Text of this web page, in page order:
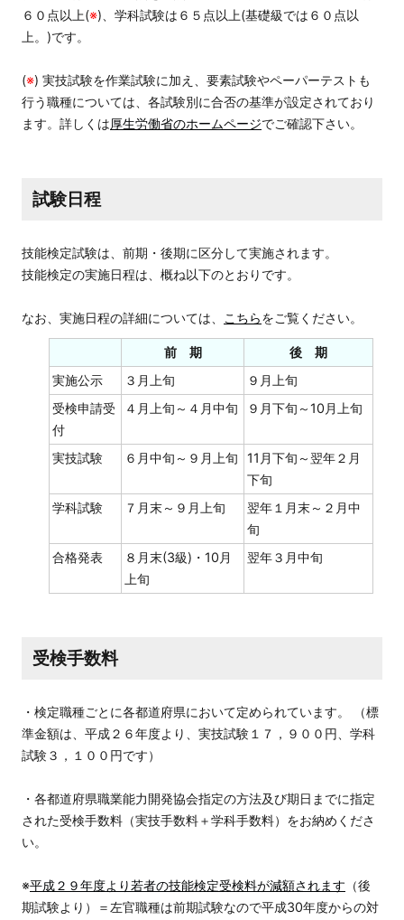
６０点以上(※)、学科試験は６５点以上(基礎級では６０点以
上。)です。
(※) 実技試験を作業試験に加え、要素試験やペーパーテストも
行う職種については、各試験別に合否の基準が設定されており
ます。詳しくは厚生労働省のホームページでご確認下さい。
試験日程
技能検定試験は、前期・後期に区分して実施されます。
技能検定の実施日程は、概ね以下のとおりです。
なお、実施日程の詳細については、 こちらをご覧ください。
前 期
後 期
実施公示
３月上旬
９月上旬
受検申請受
付
４月上旬～４月中旬 ９月下旬～10月上旬
実技試験 ６月中旬～９月上旬
11月下旬～翌年２月
下旬
学科試験
７月末～９月上旬
翌年１月末～２月中
旬
合格発表
８月末(3級)・10月
上旬
翌年３月中旬
受検手数料
・検定職種ごとに各都道府県において定められています。 （標
準金額は、平成２６年度より、実技試験１７，９００円、学科
試験３，１００円です）
・各都道府県職業能力開発協会指定の方法及び期日までに指定
された受検手数料（実技手数料＋学科手数料）をお納めくださ
い。
※平成２９年度より若者の技能検定受検料が減額されます （後
期試験より）＝左官職種は前期試験なので平成30年度からの対